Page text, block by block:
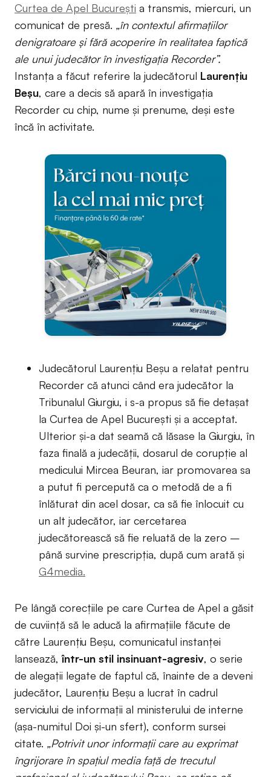
Curtea de Apel București a transmis, miercuri, un
comunicat de presă. „în contextul afirmaţiilor
denigratoare şi fără acoperire în realitatea faptică
ale unui judecător în investigaţia Recorder”.
Instanța a făcut referire la judecătorul Laurențiu
Beșu, care a decis să apară în investigația
Recorder cu chip, nume și prenume, deși este
încă în activitate.
Judecătorul Laurențiu Beșu a relatat pentru
Recorder că atunci când era judecător la
Tribunalul Giurgiu, i s-a propus să fie detașat
la Curtea de Apel București și a acceptat.
Ulterior și-a dat seamă că lăsase la Giurgiu, în
faza finală a judecății, dosarul de corupție al
medicului Mircea Beuran, iar promovarea sa
a putut fi percepută ca o metodă de a fi
înlăturat din acel dosar, ca să fie înlocuit cu
un alt judecător, iar cercetarea
judecătorească să fie reluată de la zero –
până survine prescripția, după cum arată și
G4media.
Pe lângă corecțiile pe care Curtea de Apel a găsit
de cuviință să le aducă la afirmațiile făcute de
către Laurențiu Beșu, comunicatul instanței
lansează,într-un stil insinuant-agresiv, o serie
de alegații legate de faptul că, înainte de a deveni
judecător, Laurențiu Beșu a lucrat în cadrul
serviciului de informații al ministerului de interne
(așa-numitul Doi și-un sfert), conform sursei
citate. „Potrivit unor informaţii care au exprimat
îngrijorare în spaţiul media faţă de trecutul